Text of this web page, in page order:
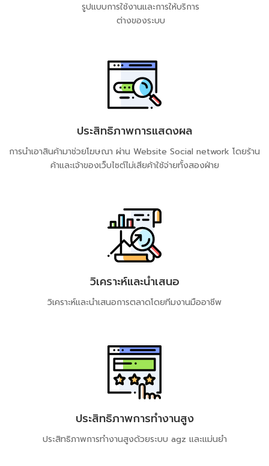
รูปแบบการใช้งานและการให้บริการ
ต่างของระบบ
ประสิทธิภาพการแสดงผล
การนำเอาสินค้ามาช่วยโฆษณา ผ่าน Website Social network โดยร้าน
ค้าและเจ้าของเว็บไซต์ไม่เสียค้าใช้จ่ายทั้งสองฝ่าย
วิเคราะห์และนำเสนอ
วิเคราะห์และนำเสนอการตลาดโดยทีมงานมืออาชีพ​
ประสิทธิภาพการทำงานสูง
ประสิทธิภาพการทำงานสูงด้วยระบบ​ agz​ และแม่นยำ